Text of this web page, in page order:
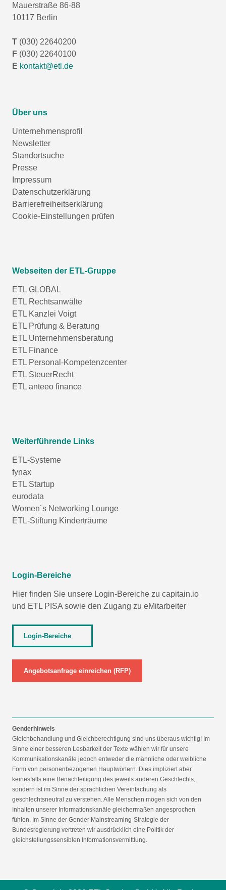
Mauerstraße 86-88
10117 Berlin
T (030) 22640200
F (030) 22640100
E kontakt@etl.de
Über uns
Unternehmensprofil
Newsletter
Standortsuche
Presse
Impressum
Datenschutzerklärung
Barrierefreiheitserklärung
Cookie-Einstellungen prüfen
Webseiten der ETL-Gruppe
ETL GLOBAL
ETL Rechtsanwälte
ETL Kanzlei Voigt
ETL Prüfung & Beratung
ETL Unternehmensberatung
ETL Finance
ETL Personal-Kompetenzcenter
ETL SteuerRecht
ETL anteeo finance
Weiterführende Links
ETL-Systeme
fynax
ETL Startup
eurodata
Women´s Networking Lounge
ETL-Stiftung Kinderträume
Login-Bereiche
Hier finden Sie unsere Login-Bereiche zu capitain.io
und ETL PISA sowie den Zugang zu eMitarbeiter
Login-Bereiche
Angebotsanfrage einreichen (RFP)
Genderhinweis
Gleichbehandlung und Gleichberechtigung sind uns überaus wichtig! Im
Sinne einer besseren Lesbarkeit der Texte wählen wir für unsere
Kommunikationskanäle jedoch entweder die männliche oder weibliche
Form von personenbezogenen Hauptwörtern. Dies impliziert aber
keinesfalls eine Benachteiligung des jeweils anderen Geschlechts,
sondern ist im Sinne der sprachlichen Vereinfachung als
geschlechtsneutral zu verstehen. Alle Menschen mögen sich von den
Inhalten unserer Informationskanäle gleichermaßen angesprochen
fühlen. Im Sinne der Gender Mainstreaming-Strategie der
Bundesregierung vertreten wir ausdrücklich eine Politik der
gleichstellungssensiblen Informationsvermittlung.